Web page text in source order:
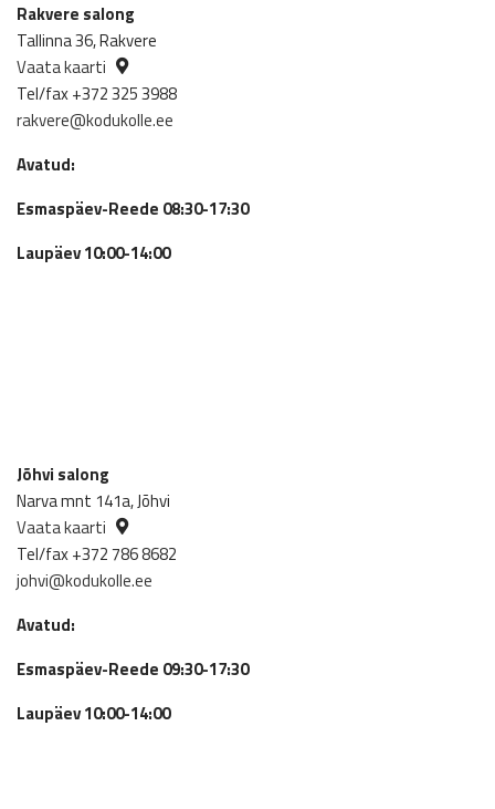
Rakvere salong
Tallinna 36, Rakvere
Vaata kaarti
Tel/fax +372 325 3988
rakvere@kodukolle.ee
Avatud:
Esmaspäev-Reede 08:30-17:30
Laupäev 10:00-14:00
Jõhvi salong
Narva mnt 141a, Jõhvi
Vaata kaarti
Tel/fax +372 786 8682
johvi@kodukolle.ee
Avatud:
Esmaspäev-Reede 09:30-17:30
Laupäev 10:00-14:00